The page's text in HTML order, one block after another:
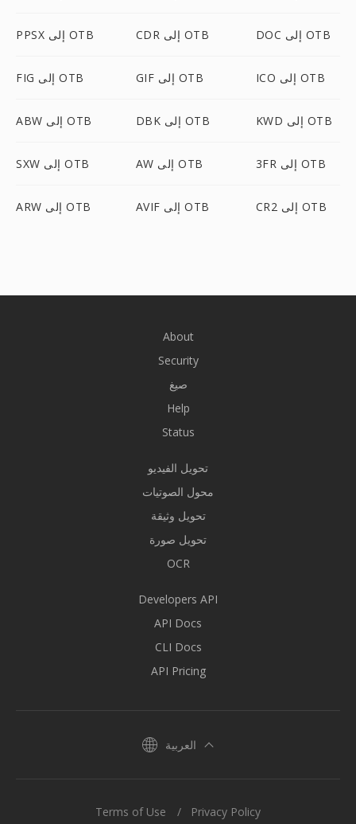
PPSX إلى OTB CDR إلى OTB DOC إلى OTB
FIG إلى OTB GIF إلى OTB ICO إلى OTB
ABW إلى OTB DBK إلى OTB KWD إلى OTB
SXW إلى OTB AW إلى OTB 3FR إلى OTB
ARW إلى OTB AVIF إلى OTB CR2 إلى OTB
About
Security
صيغ
Help
Status
تحويل الفيديو
محول الصوتيات
تحويل وثيقة
تحويل صورة
OCR
Developers API
API Docs
CLI Docs
API Pricing
العربية
Terms of Use Privacy Policy